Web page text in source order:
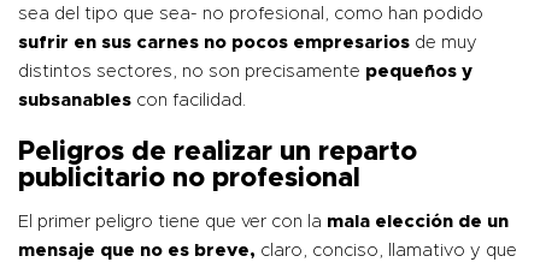
sea del tipo que sea- no profesional, como han podido
sufrir en sus carnes no pocos empresarios de muy
distintos sectores, no son precisamente pequeños y
subsanables con facilidad.
Peligros de realizar un reparto
publicitario no profesional
El primer peligro tiene que ver con la mala elección de un
mensaje que no es breve, claro, conciso, llamativo y que